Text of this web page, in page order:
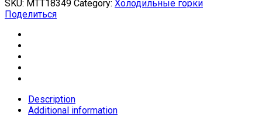
SKU: МТТ18349 Category: Холодильные горки
Поделиться
Description
Additional information